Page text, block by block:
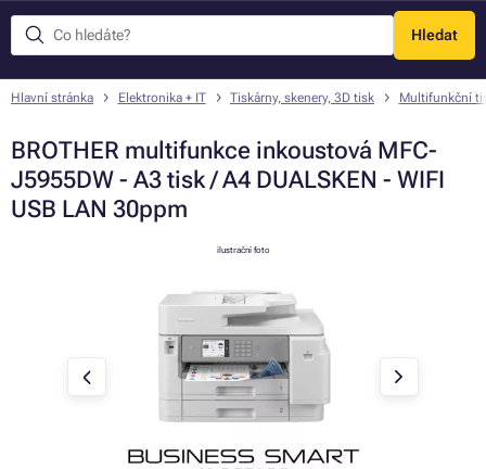
Hledat
Menu
Hlavní stránka Elektronika + IT Tiskárny, skenery, 3D tisk Multifunkční
BROTHER multifunkce inkoustová MFC-
J5955DW - A3 tisk / A4 DUALSKEN - WIFI
USB LAN 30ppm
ilustrační foto